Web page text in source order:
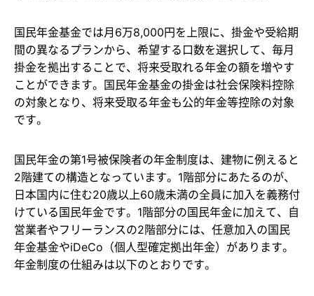
国民年金基金では月6万8,000円を上限に、掛金や受給期
間の異なるプランから、希望する口数を選択して、毎月
掛金を拠出することで、将来受取れる年金の額を増やす
ことができます。国民年金基金の掛金は社会保険料控除
の対象となり、将来受取る年金も公的年金等控除の対象
です。
国民年金の第1号被保険者の年金制度は、建物に例えると
2階建ての構造となっています。1階部分にあたるのが、
日本国内に住む20歳以上60歳未満の全員に加入を義務付
けている国民年金です。1階部分の国民年金に加えて、自
営業者やフリーランスの2階部分には、任意加入の国民
年金基金やiDeCo（個人型確定拠出年金）があります。
年金制度の仕組みは以下のとおりです。